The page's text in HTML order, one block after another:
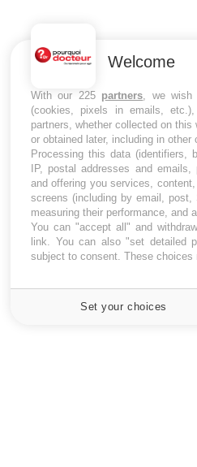
Cytomégalovirus : ce qui change
dans la prise en charge des femmes
enceintes
Welcome
With our 225 partners, we wish
(cookies, pixels in emails,
partners, whether collected on
or obtained later, including in other
Processing this data (identifiers,
IP, postal addresses and
and offering you services,
screens (including by email, post,
measuring their performance, and
You can "accept all" and
link. You can also "set detailed
subject to consent. These choices
Set your choices